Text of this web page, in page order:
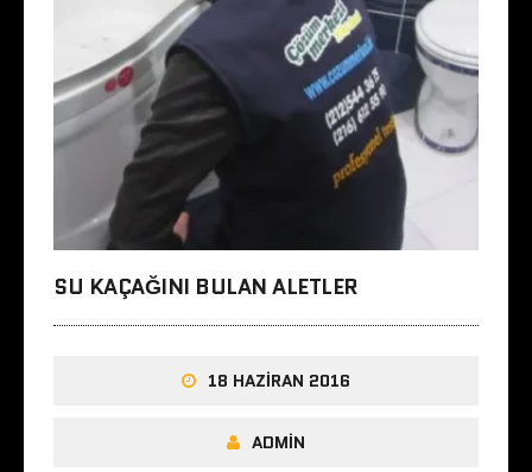
SU KAÇAĞINI BULAN ALETLER
18 HAZIRAN 2016
ADMIN